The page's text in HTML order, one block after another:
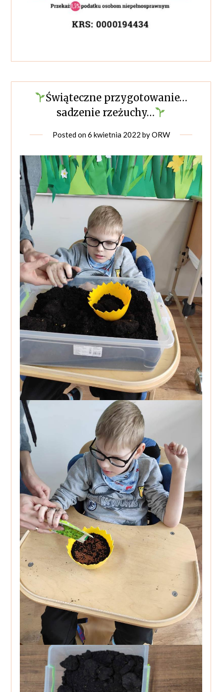
Świąteczne przygotowanie…
sadzenie rzeżuchy…
Posted on6 kwietnia 2022 byORW